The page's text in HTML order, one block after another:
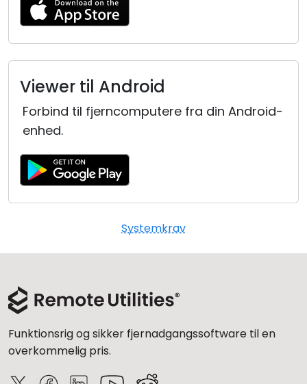
Viewer til Android
Forbind til fjerncomputere fra din Android-
enhed.
Systemkrav
Funktionsrig og sikker fjernadgangssoftware til en
overkommelig pris.